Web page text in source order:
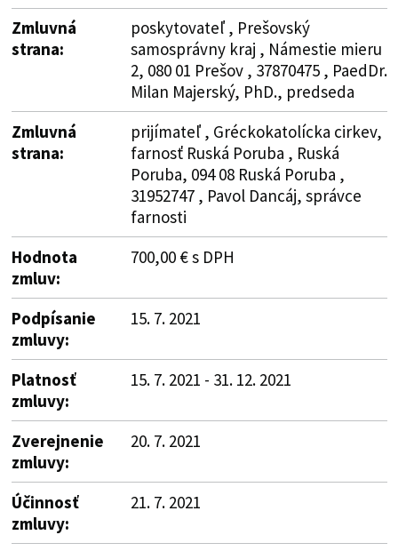
Zmluvná
strana:
poskytovateľ , Prešovský
samosprávny kraj , Námestie mieru
2, 080 01 Prešov , 37870475 , PaedDr.
Milan Majerský, PhD., predseda
Zmluvná
strana:
prijímateľ , Gréckokatolícka cirkev,
farnosť Ruská Poruba , Ruská
Poruba, 094 08 Ruská Poruba ,
31952747 , Pavol Dancáj, správce
farnosti
Hodnota
zmluv:
700,00 € s DPH
Podpísanie
zmluvy:
15. 7. 2021
Platnosť
zmluvy:
15. 7. 2021 - 31. 12. 2021
Zverejnenie
zmluvy:
20. 7. 2021
Účinnosť
zmluvy:
21. 7. 2021